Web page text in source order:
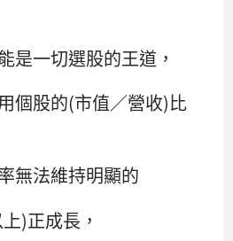
是一切選股的王道，
個股的(市值／營收)比
無法維持明顯的
)正成長，